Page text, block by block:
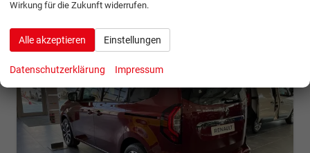
Wirkung für die Zukunft widerrufen.
Alle akzeptieren Einstellungen
Datenschutzerklärung Impressum